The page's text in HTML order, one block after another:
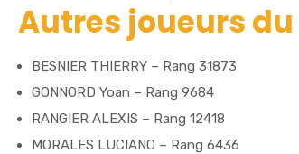
Autres joueurs du
BESNIER THIERRY – Rang 31873
GONNORD Yoan – Rang 9684
RANGIER ALEXIS – Rang 12418
MORALES LUCIANO – Rang 6436